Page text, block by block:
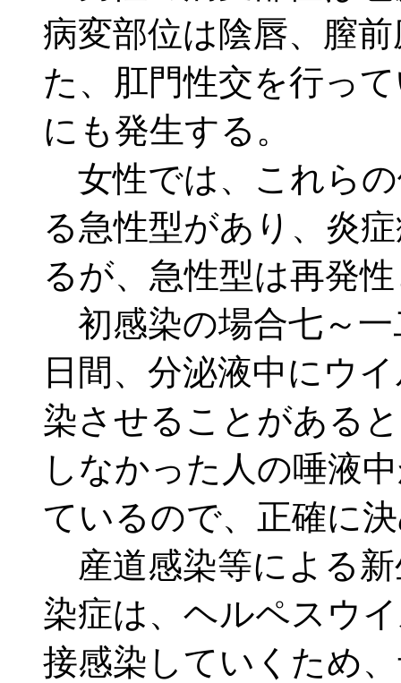
病変部位は陰唇、膣
た、肛門性交を行っ
にも発生する。
女性では、これら
る急性型があり、炎
るが、急性型は再発
初感染の場合七～一
日間、分泌液中にウ
染させることがある
しなかった人の唾液
ているので、正確に
産道感染等による
染症は、ヘルペスウ
接感染していくため